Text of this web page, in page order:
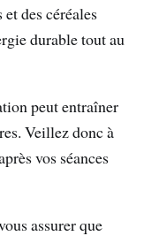
des céréales
durable tout au
peut entraîner
Veillez donc à
vos séances
assurer que